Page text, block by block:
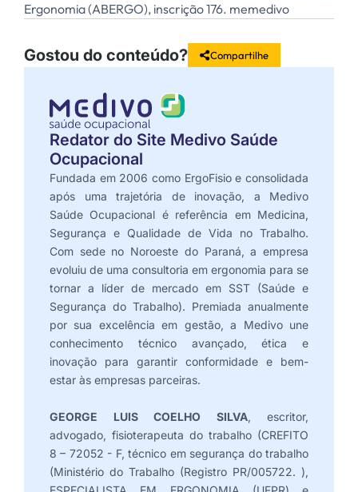
Ergonomia (ABERGO), inscrição 176. memedivo
Gostou do conteúdo? Compartilhe
Redator do Site Medivo Saúde
Ocupacional
Fundada em 2006 como ErgoFisio e consolidada
após uma trajetória de inovação, a Medivo
Saúde Ocupacional é referência em Medicina,
Segurança e Qualidade de Vida no Trabalho.
Com sede no Noroeste do Paraná, a empresa
evoluiu de uma consultoria em ergonomia para se
tornar a líder de mercado em SST (Saúde e
Segurança do Trabalho). Premiada anualmente
por sua excelência em gestão, a Medivo une
conhecimento técnico avançado, ética e
inovação para garantir conformidade e bem-
estar às empresas parceiras.
GEORGE LUIS COELHO SILVA, escritor,
advogado, fisioterapeuta do trabalho (CREFITO
8 – 72052 - F, técnico em segurança do trabalho
(Ministério do Trabalho (Registro PR/005722. ),